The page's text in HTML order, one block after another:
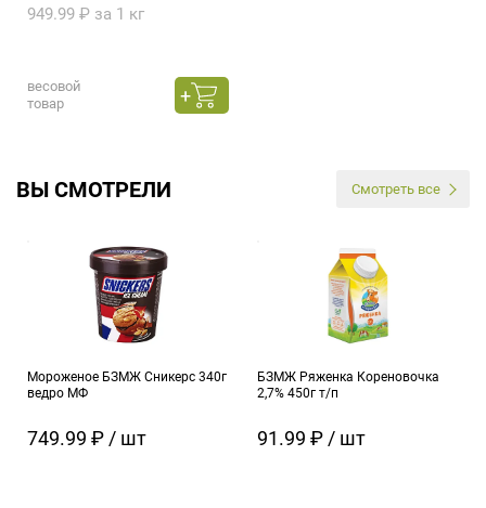
949.99 ₽ за 1 кг
весовой
товар
ВЫ СМОТРЕЛИ Смотреть все
Мороженое БЗМЖ Сникерс 340г
ведро МФ
749.99 ₽ / шт
БЗМЖ Ряженка Кореновочка
2,7% 450г т/п
91.99 ₽ / шт